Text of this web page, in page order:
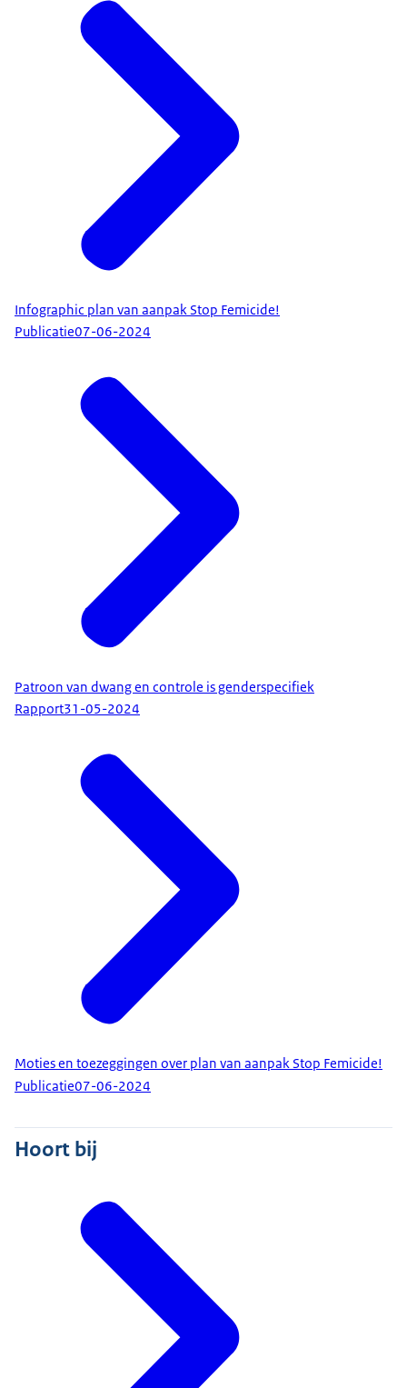
Infographic plan van aanpak Stop Femicide!
Publicatie07-06-2024
Patroon van dwang en controle is genderspecifiek
Rapport31-05-2024
Moties en toezeggingen over plan van aanpak Stop Femicide!
Publicatie07-06-2024
Hoort bij